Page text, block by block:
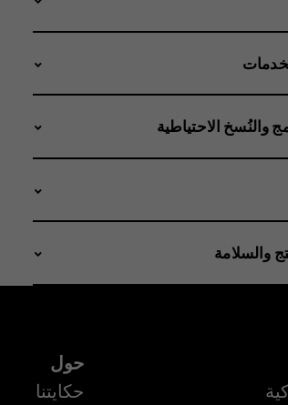
والنُسخ الاحتياطية
والسلامة
حول
حكايتنا